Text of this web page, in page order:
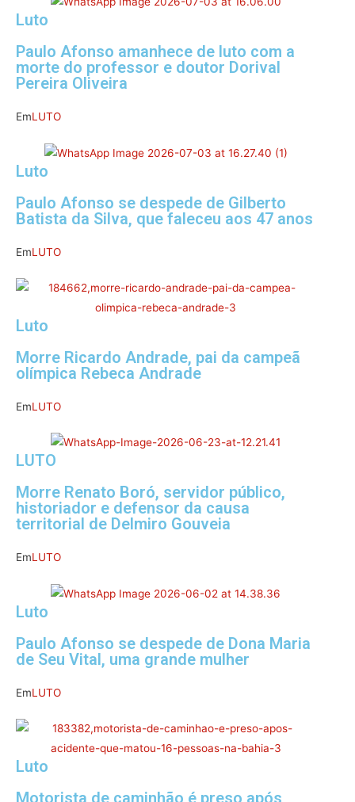
Luto
Paulo Afonso amanhece de luto com a
morte do professor e doutor Dorival
Pereira Oliveira
EmLUTO
Luto
Paulo Afonso se despede de Gilberto
Batista da Silva, que faleceu aos 47 anos
EmLUTO
Luto
Morre Ricardo Andrade, pai da campeã
olímpica Rebeca Andrade
EmLUTO
LUTO
Morre Renato Boró, servidor público,
historiador e defensor da causa
territorial de Delmiro Gouveia
EmLUTO
Luto
Paulo Afonso se despede de Dona Maria
de Seu Vital, uma grande mulher
EmLUTO
Luto
Motorista de caminhão é preso após